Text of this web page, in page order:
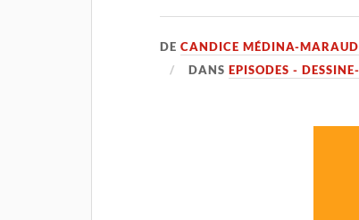
DECANDICE MÉDINA-MARAUD
DANSEPISODES -